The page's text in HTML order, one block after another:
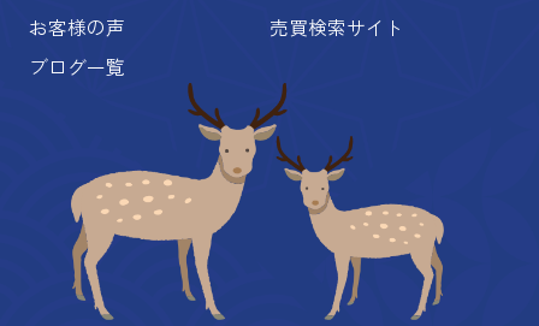
お客様の声
ブログ一覧
売買検索サイト